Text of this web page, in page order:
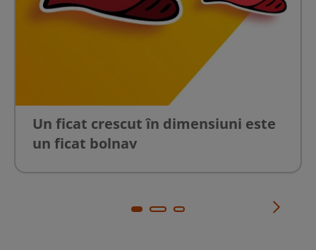
Un ficat crescut în dimensiuni este
un ficat bolnav